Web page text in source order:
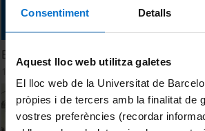
Consentiment Detalls
Aquest lloc web utilitza galetes
El lloc web de la Universitat de
pròpies i de tercers amb la finalitat de
vostres preferències (recordar
El gran foso ibérico de Valls
15 July, 2015